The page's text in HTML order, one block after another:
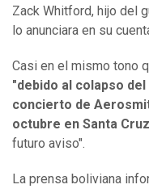
Zack Whitford, hijo del
lo anunciara en su
Casi en el mismo tono
"debido al colapso
concierto de
octubre en Santa
futuro aviso".
La prensa boliviana